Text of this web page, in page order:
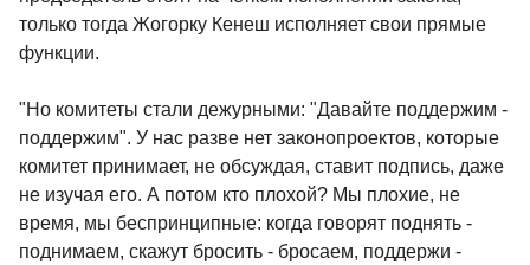
только тогда Жогорку Кенеш исполняет свои прямые
функции.
"Но комитеты стали дежурными: "Давайте поддержим -
поддержим". У нас разве нет законопроектов, которые
комитет принимает, не обсуждая, ставит подпись, даже
не изучая его. А потом кто плохой? Мы плохие, не
время, мы беспринципные: когда говорят поднять -
поднимаем, скажут бросить - бросаем, поддержи -